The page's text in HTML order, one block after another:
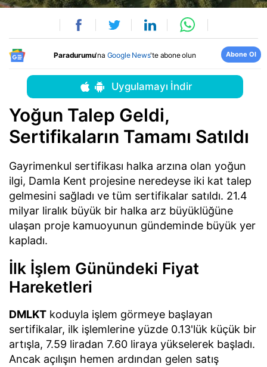
Paradurumu'na Google News'te abone olun Abone Ol
Uygulamayı İndir
Yoğun Talep Geldi,
Sertifikaların Tamamı Satıldı
Gayrimenkul sertifikası halka arzına olan yoğun
ilgi, Damla Kent projesine neredeyse iki kat talep
gelmesini sağladı ve tüm sertifikalar satıldı. 21.4
milyar liralık büyük bir halka arz büyüklüğüne
ulaşan proje kamuoyunun gündeminde büyük yer
kapladı.
İlk İşlem Günündeki Fiyat
Hareketleri
DMLKT koduyla işlem görmeye başlayan
sertifikalar, ilk işlemlerine yüzde 0.13'lük küçük bir
artışla, 7.59 liradan 7.60 liraya yükselerek başladı.
Ancak açılışın hemen ardından gelen satış